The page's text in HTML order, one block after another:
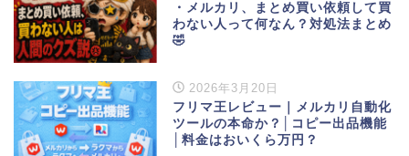
・メルカリ、まとめ買い依頼して買
わない人って何なん？対処法まとめ
🤣
2026年3月20日
フリマ王レビュー｜メルカリ自動化
ツールの本命か？│コピー出品機能
│料金はおいくら万円？